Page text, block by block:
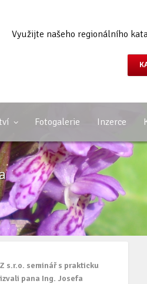
Využijte našeho regionálního
Fotogalerie Inzerce
s.r.o. seminář s prakticku
pana Ing. Josefa